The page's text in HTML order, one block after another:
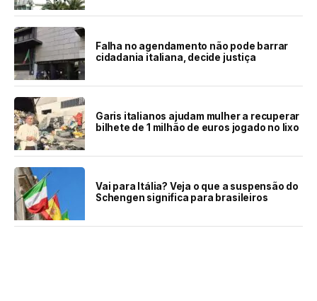
Falha no agendamento não pode barrar
cidadania italiana, decide justiça
Garis italianos ajudam mulher a recuperar
bilhete de 1 milhão de euros jogado no lixo
Vai para Itália? Veja o que a suspensão do
Schengen significa para brasileiros